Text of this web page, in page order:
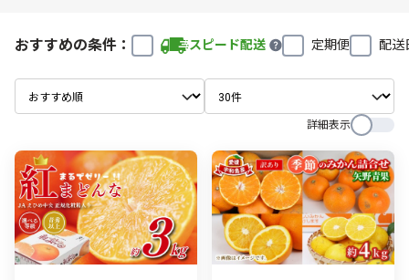
おすすめの条件： スピード配送 定期便 配送
詳細表示